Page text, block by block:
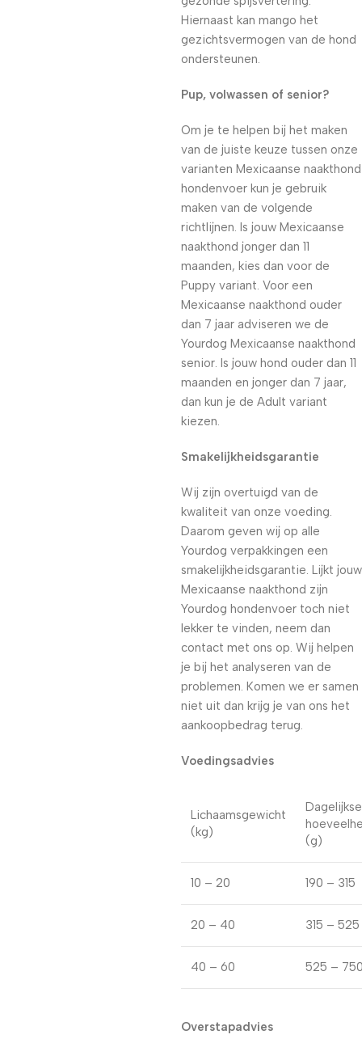
Hiernaast kan mango het
gezichtsvermogen van de hond
ondersteunen.
Pup, volwassen of senior?
Om je te helpen bij het maken
van de juiste keuze tussen onze
varianten Mexicaanse naakthond
hondenvoer kun je gebruik
maken van de volgende
richtlijnen. Is jouw Mexicaanse
naakthond jonger dan 11
maanden, kies dan voor de
Puppy variant. Voor een
Mexicaanse naakthond ouder
dan 7 jaar adviseren we de
Yourdog Mexicaanse naakthond
senior. Is jouw hond ouder dan 11
maanden en jonger dan 7 jaar,
dan kun je de Adult variant
kiezen.
Smakelijkheidsgarantie
Wij zijn overtuigd van de
kwaliteit van onze voeding.
Daarom geven wij op alle
Yourdog verpakkingen een
smakelijkheidsgarantie. Lijkt jouw
Mexicaanse naakthond zijn
Yourdog hondenvoer toch niet
lekker te vinden, neem dan
contact met ons op. Wij helpen
je bij het analyseren van de
problemen. Komen we er samen
niet uit dan krijg je van ons het
aankoopbedrag terug.
Voedingsadvies
Lichaamsgewicht
(kg)
Dagelijkse
(g)
10 – 20 190 – 315
20 – 40 315 – 525
40 – 60 525 –
Overstapadvies